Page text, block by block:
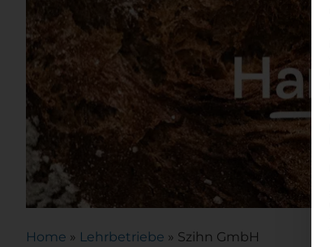
Home » Lehrbetriebe » Szihn GmbH